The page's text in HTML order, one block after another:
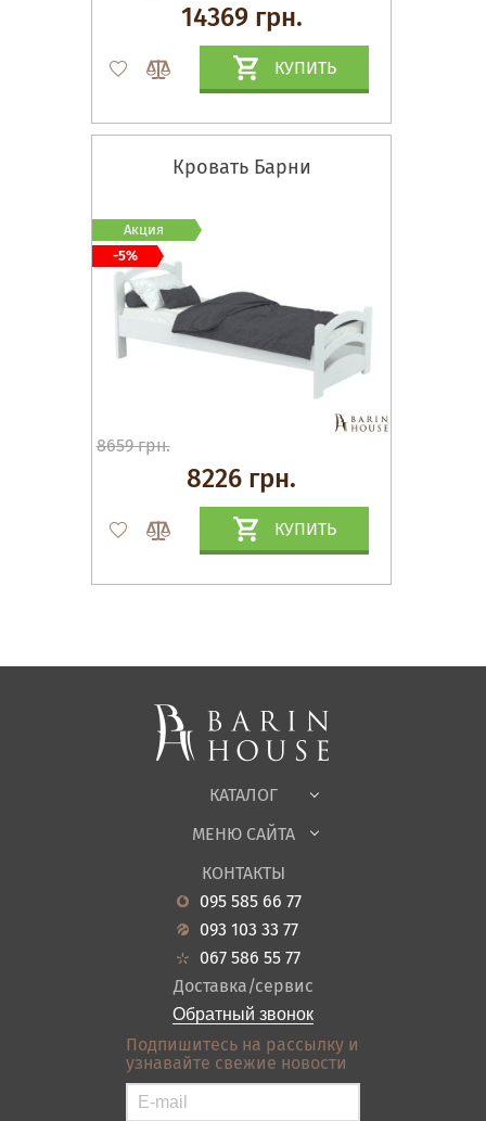
14369 грн.
КУПИТЬ
Кровать Барни
8659 грн.
8226 грн.
КУПИТЬ
Акция
-5%
КАТАЛОГ
Спальни, Кровати
Корпусная мебель
Офисная мебель
Детская
Садовая мебель
Гостиная
Кухня
Прихожие
Ванная
Акции
МЕНЮ САЙТА
Новости
Гарантия
Кредит
Оплата и доставка
Отзывы
Контакты
Карта сайта
Условия покупки
КОНТАКТЫ
095 585 66 77
093 103 33 77
067 586 55 77
Доставка/сервис
Обратный звонок
Подпишитесь на рассылку и
узнавайте свежие новости